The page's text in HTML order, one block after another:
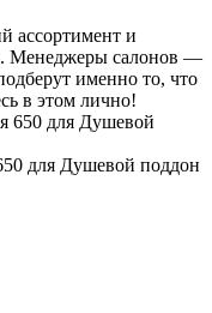
ассортимент и
Менеджеры салонов —
именно то, что
в этом лично!
для Душевой поддон